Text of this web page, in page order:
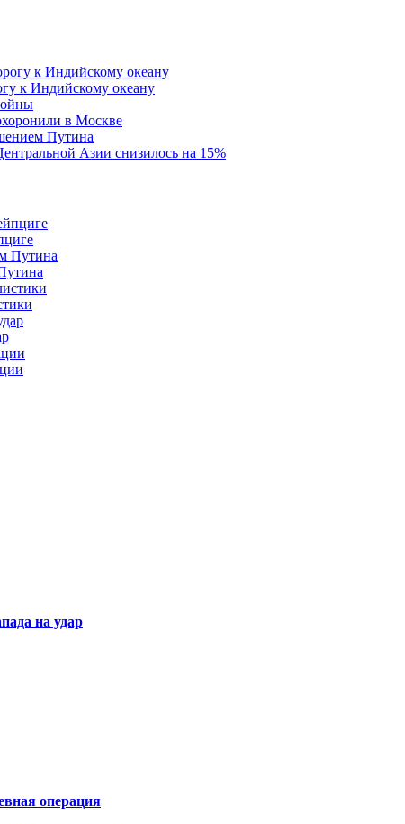
к Индийскому океану
в Москве
Путина
Азии снизилось на 15%
на удар
операция